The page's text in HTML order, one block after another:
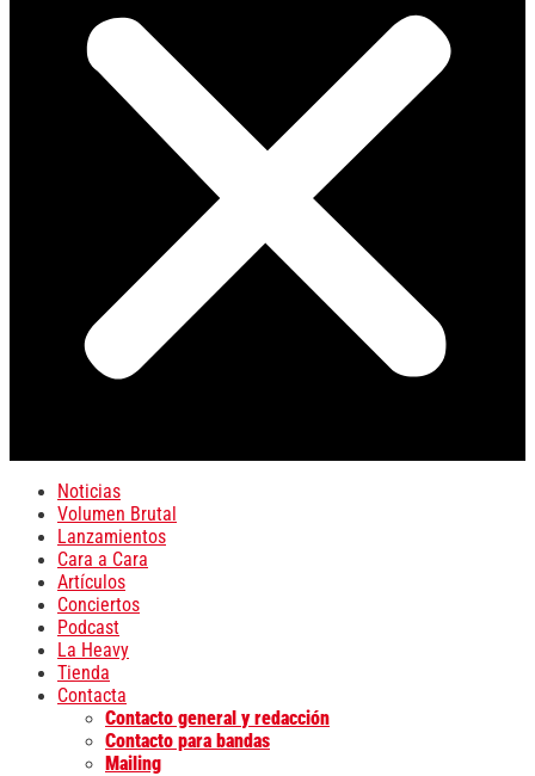
Noticias
Volumen Brutal
Lanzamientos
Cara a Cara
Artículos
Conciertos
Podcast
La Heavy
Tienda
Contacta
Contacto general y redacción
Contacto para bandas
Mailing